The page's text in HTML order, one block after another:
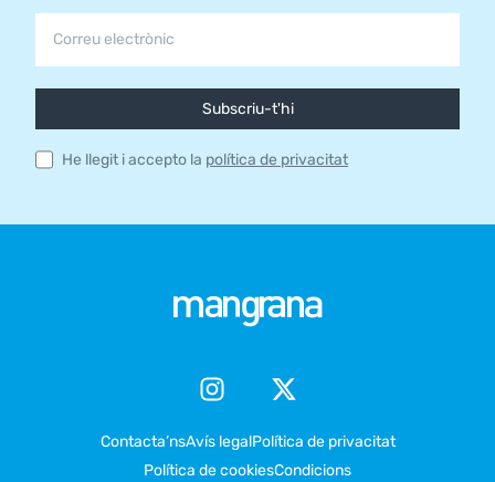
Subscriu-t'hi
He llegit i accepto la política de privacitat
Contacta’nsAvís legalPolítica de privacitat
Política de cookiesCondicions